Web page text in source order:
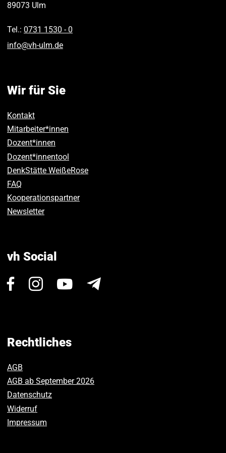
89073 Ulm
Tel.: 0731 1530 ‑ 0
info@vh-ulm.de
Wir für Sie
Kontakt
Mitarbeiter*innen
Dozent*innen
Dozent*innentool
DenkStätte WeißeRose
FAQ
Kooperationspartner
Newsletter
vh Social
Besuchen
Facebook.
Besuchen
Instagram.
Besuchen
Rechtliches
AGB
AGB ab September 2026
Datenschutz
Widerruf
Impressum